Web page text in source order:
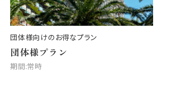
団体様向けのお得なプラン
団体様プラン
期間:常時